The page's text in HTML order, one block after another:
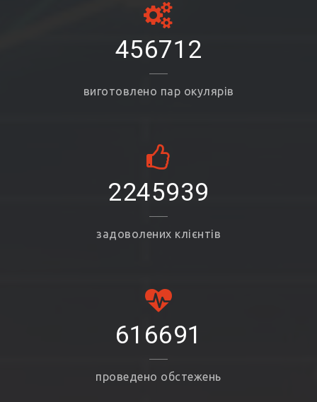
456712
виготовлено пар окулярів
2245939
задоволених клієнтів
616691
проведено обстежень